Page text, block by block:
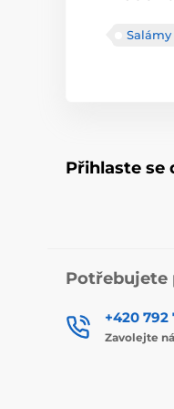
Přihlaste se
Potřebujete
+420 792
Zavolejte